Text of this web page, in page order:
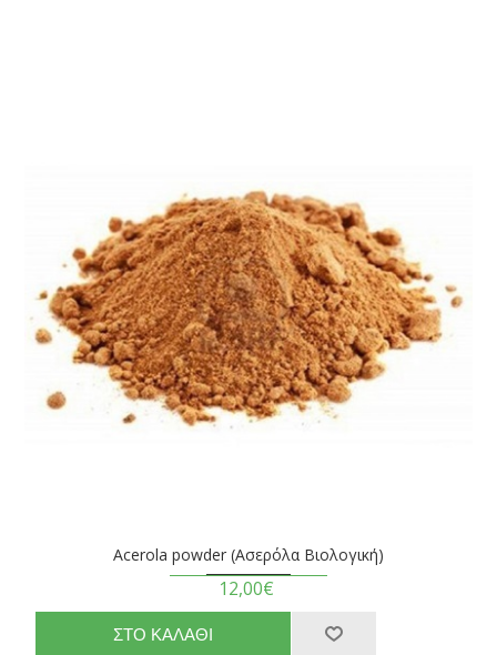
Acerola powder (Ασερόλα Βιολογική)
12,00€